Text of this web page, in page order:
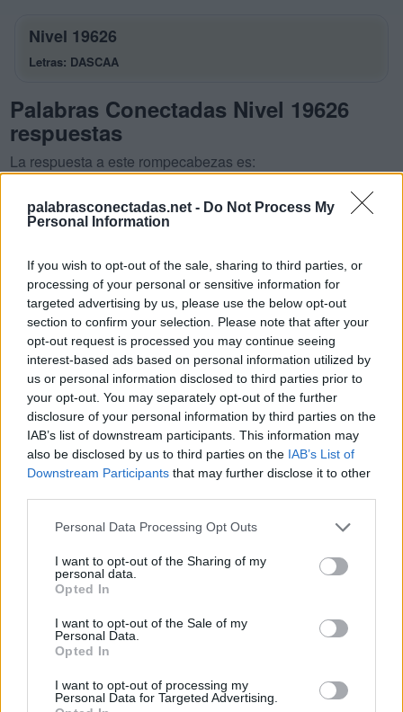
palabrasconectadas.net - Do Not Process My
Personal Information
If you wish to opt-out of the sale, sharing to third parties, or
processing of your personal or sensitive information for
targeted advertising by us, please use the below opt-out
section to confirm your selection. Please note that after your
opt-out request is processed you may continue seeing
interest-based ads based on personal information utilized by
us or personal information disclosed to third parties prior to
your opt-out. You may separately opt-out of the further
disclosure of your personal information by third parties on the
IAB’s list of downstream participants. This information may
also be disclosed by us to third parties on the IAB’s List of
Downstream Participants that may further disclose it to other
Personal Data Processing Opt Outs
I want to opt-out of the Sharing of my
personal data.
Opted In
I want to opt-out of the Sale of my
Personal Data.
Opted In
I want to opt-out of processing my
Personal Data for Targeted Advertising.
Nivel 19626
Letras: DASCAA
Palabras Conectadas Nivel 19626
respuestas
La respuesta a este rompecabezas es:
D
A
S
C
A D
A
C
A S
A
S
A C
A
S
A C A
D
C
A S A D
A
Palabras extra:
A
S
A
A
S A D
A
S
A C A D
A
C A
RESPUESTAS
Por favor seleccione los niveles: